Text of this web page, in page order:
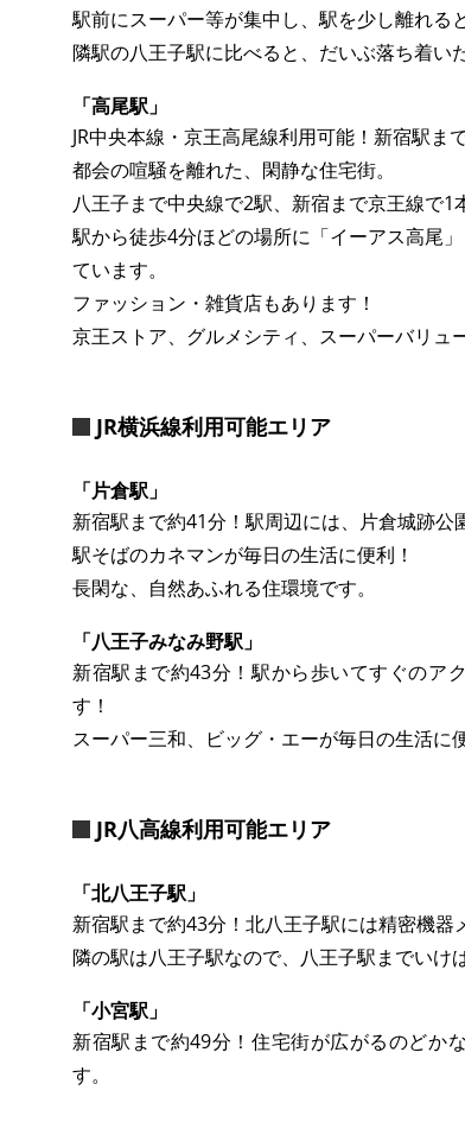
駅前にスーパー等が集中し、駅を少し離れる
隣駅の八王子駅に比べると、だいぶ落ち着い
「高尾駅」
JR中央本線・京王高尾線利用可能！新宿駅ま
都会の喧騒を離れた、閑静な住宅街。
八王子まで中央線で2駅、新宿まで京王線で1
駅から徒歩4分ほどの場所に「イーアス高尾
ています。
ファッション・雑貨店もあります！
京王ストア、グルメシティ、スーパーバリュ
JR横浜線利用可能エリア
「片倉駅」
新宿駅まで約41分！駅周辺には、片倉城跡公
駅そばのカネマンが毎日の生活に便利！
長閑な、自然あふれる住環境です。
「八王子みなみ野駅」
新宿駅まで約43分！駅から歩いてすぐのア
す！
スーパー三和、ビッグ・エーが毎日の生活に
JR八高線利用可能エリア
「北八王子駅」
新宿駅まで約43分！北八王子駅には精密機器
隣の駅は八王子駅なので、八王子駅までいけ
「小宮駅」
新宿駅まで約49分！住宅街が広がるのどか
す。